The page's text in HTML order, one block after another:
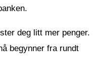
deg litt mer penger.
begynner fra rundt